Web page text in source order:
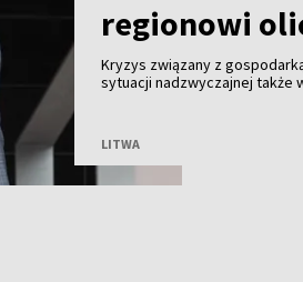
regionowi
Kryzys związany z
sytuacji nadzwyczajnej także
LITWA